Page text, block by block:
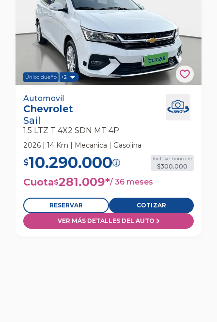
Único dueño +2
Chevrolet Sail 1.5 Ltz T 4x2 Sdn Mt 4p
Automovil
Automovil
Chevrolet
Sail
1.5 LTZ T 4X2 SDN MT 4P
2026 | 14 Km | Mecanica | Gasolina
$10.290.000 Incluye bono de
$300.000
Cuota$281.009*/ 36 meses
RESERVAR COTIZAR
VER MÁS DETALLES DEL AUTO